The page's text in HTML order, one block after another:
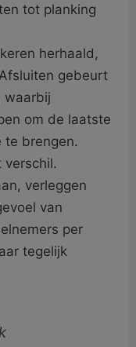
tot planking
herhaald,
gebeurt
waarbij
om de laatste
te brengen.
verschil.
verleggen
van
per
tegelijk